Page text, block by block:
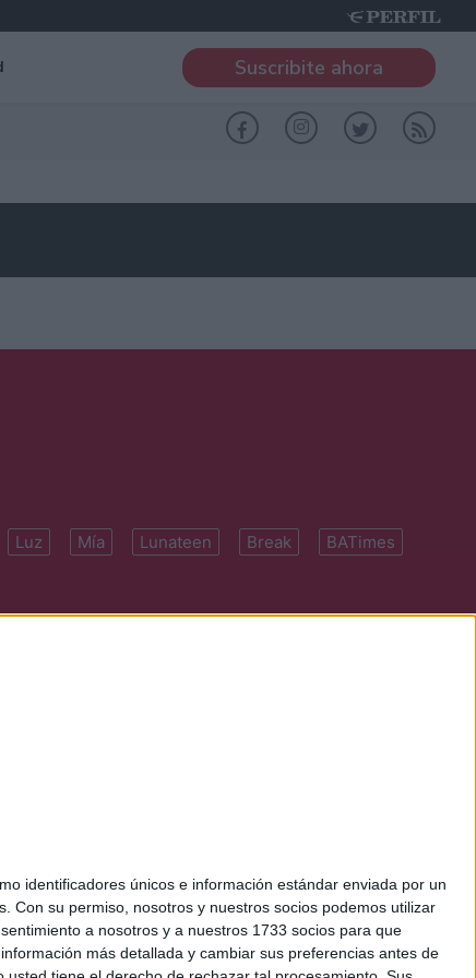
identificadores únicos e información estándar enviada por un
Con su permiso, nosotros y nuestros socios podemos utilizar
a nosotros y a nuestros 1733 socios para que
más detallada y cambiar sus preferencias antes de
Suscribite ahora
Luz Mía Lunateen Break BATimes